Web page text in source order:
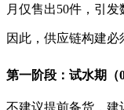
月仅售出50件，引发
因此，供应链构建必
第一阶段：试水期（
不建议提前备货，建